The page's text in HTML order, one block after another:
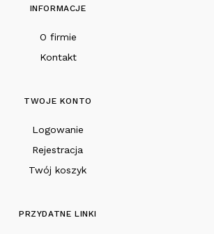
INFORMACJE
O firmie
Kontakt
TWOJE KONTO
Logowanie
Rejestracja
Twój koszyk
PRZYDATNE LINKI